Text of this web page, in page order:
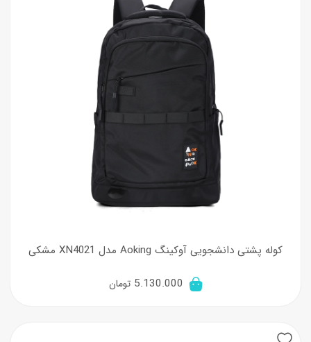
کوله پشتی دانشجویی آوکینگ Aoking مدل XN4021 مشکی
5.130.000 تومان